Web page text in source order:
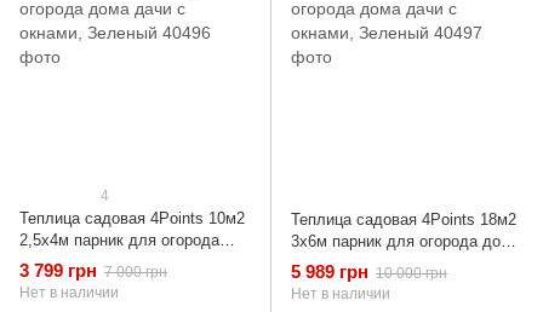
4
Теплица садовая 4Points 10м2
2,5х4м парник для огорода
дома дачи с окнами, Зеленый
3 799 грн 7 000 грн
Нет в наличии
Теплица садовая 4Points 18м2
3х6м парник для огорода дома
дачи с окнами, Зеленый
5 989 грн 10 000 грн
Нет в наличии